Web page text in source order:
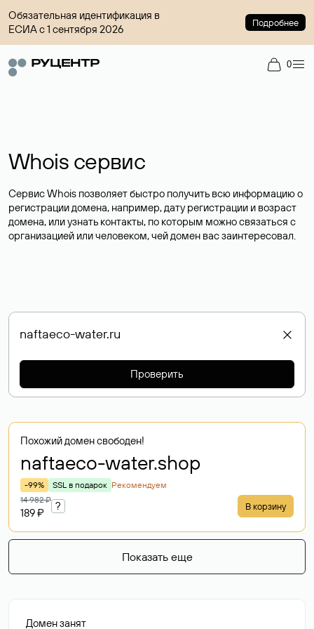
Обязательная идентификация в
ЕСИА с 1 сентября 2026
Подробнее
0
Whois сервис
Сервис Whois позволяет быстро получить всю информацию о
регистрации домена, например, дату регистрации и возраст
домена, или узнать контакты, по которым можно связаться с
организацией или человеком, чей домен вас заинтересовал.
Проверить
Похожий домен свободен!
naftaeco-water.shop
-99% SSL в подарок Рекомендуем
14 982 ₽
189 ₽
? В корзину
Показать еще
Домен занят